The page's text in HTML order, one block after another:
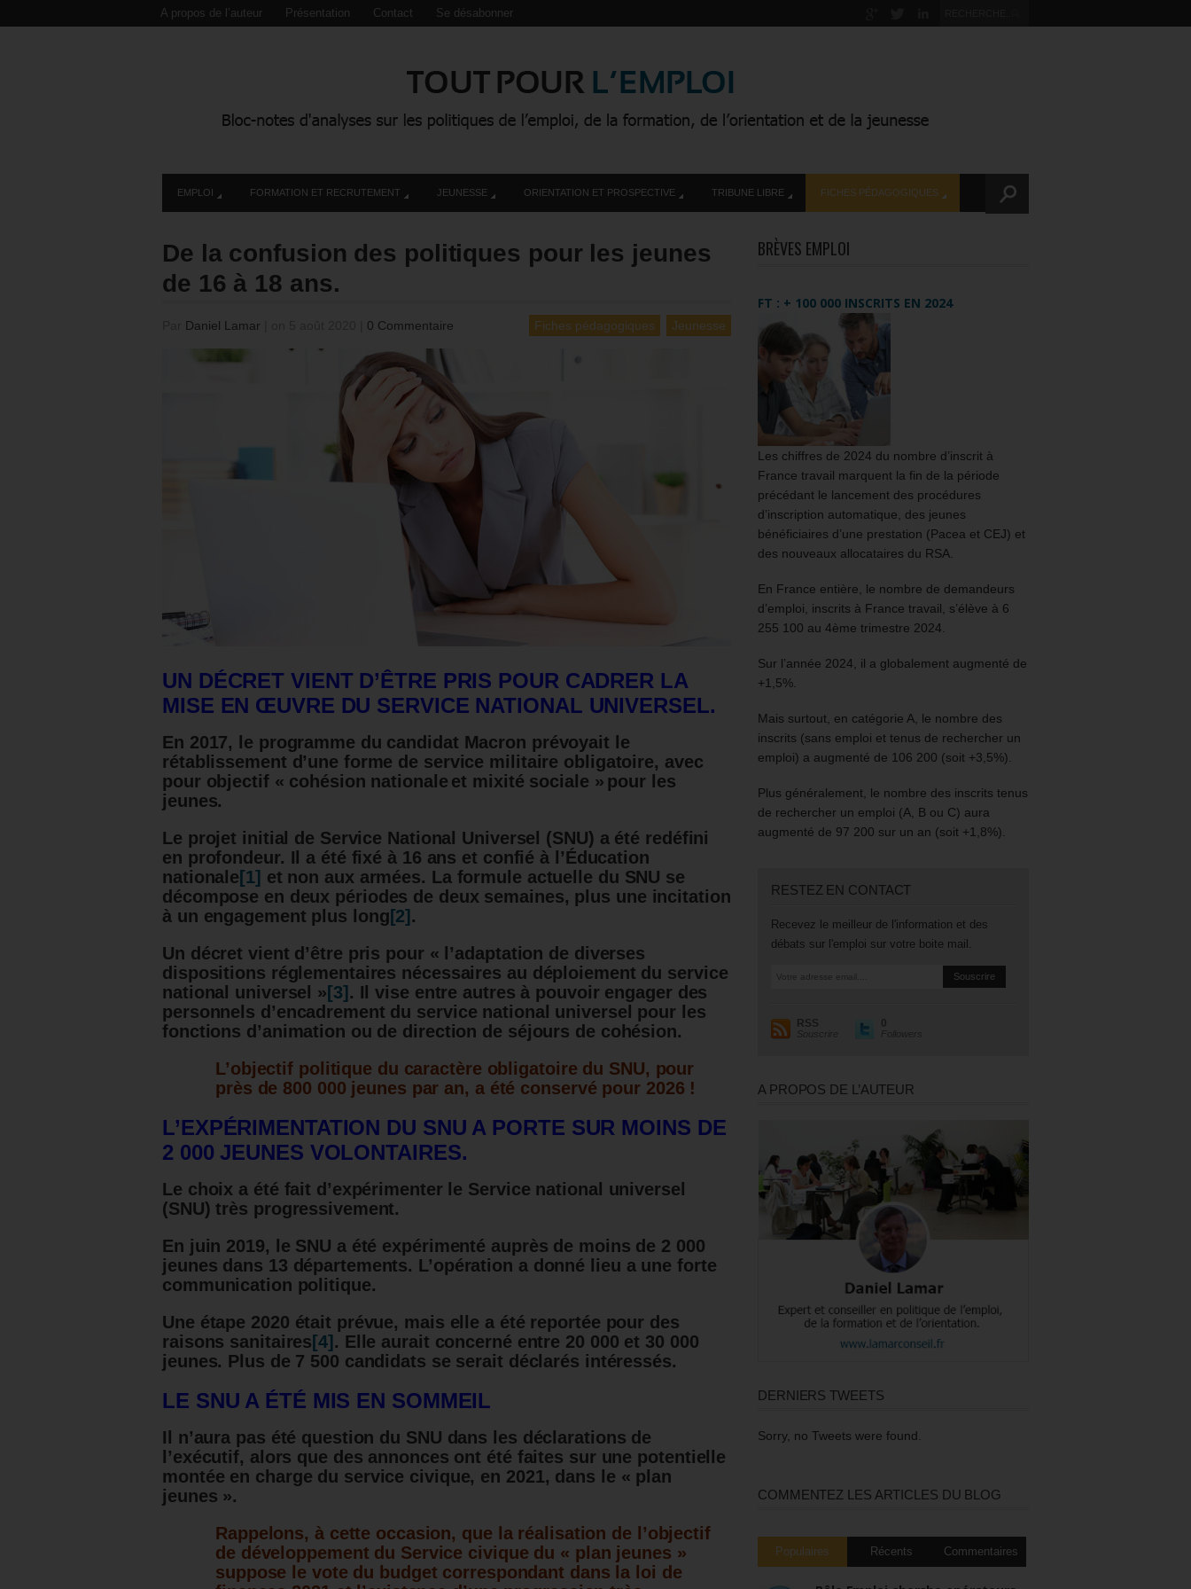
A propos de l’auteur Présentation Contact Se désabonner
EMPLOI FORMATION ET RECRUTEMENT JEUNESSE ORIENTATION ET PROSPECTIVE TRIBUNE LIBRE FICHES PÉDAGOGIQUES
De la confusion des politiques pour les jeunes
de 16 à 18 ans.
Daniel Lamar 0 Commentaire Fiches pédagogiques Jeunesse
UN DÉCRET VIENT D’ÊTRE PRIS POUR CADRER LA
MISE EN ŒUVRE DU SERVICE NATIONAL UNIVERSEL.
En 2017, le programme du candidat Macron prévoyait le
rétablissement d’une forme de service militaire obligatoire, avec
pour objectif « cohésion nationale et mixité sociale » pour les
jeunes.
Le projet initial de Service National Universel (SNU) a été redéfini
en profondeur. Il a été fixé à 16 ans et confié à l’Éducation
nationale [1] et non aux armées. La formule actuelle du SNU se
décompose en deux périodes de deux semaines, plus une incitation
à un engagement plus long [2] .
Un décret vient d’être pris pour « l’adaptation de diverses
dispositions réglementaires nécessaires au déploiement du service
national universel » [3] . Il vise entre autres à pouvoir engager des
personnels d’encadrement du service national universel pour les
fonctions d’animation ou de direction de séjours de cohésion.
L’objectif politique du caractère obligatoire du SNU, pour
près de 800 000 jeunes par an, a été conservé pour 2026 !
L’EXPÉRIMENTATION DU SNU A PORTE SUR MOINS DE
2 000 JEUNES VOLONTAIRES.
Le choix a été fait d’expérimenter le Service national universel
(SNU) très progressivement.
En juin 2019, le SNU a été expérimenté auprès de moins de 2 000
jeunes dans 13 départements. L’opération a donné lieu a une forte
communication politique.
Une étape 2020 était prévue, mais elle a été reportée pour des
raisons sanitaires [4] . Elle aurait concerné entre 20 000 et 30 000
jeunes. Plus de 7 500 candidats se serait déclarés intéressés.
LE SNU A ÉTÉ MIS EN SOMMEIL
Il n’aura pas été question du SNU dans les déclarations de
l’exécutif, alors que des annonces ont été faites sur une potentielle
montée en charge du service civique, en 2021, dans le « plan
jeunes ».
Rappelons, à cette occasion, que la réalisation de l’objectif
de développement du Service civique du « plan jeunes »
suppose le vote du budget correspondant dans la loi de
BRÈVES EMPLOI
FT : + 100 000 INSCRITS EN 2024
Les chiffres de 2024 du nombre d’inscrit à
France travail marquent la fin de la période
précédant le lancement des procédures
d’inscription automatique, des jeunes
bénéficiaires d’une prestation (Pacea et CEJ) et
des nouveaux allocataires du RSA.
En France entière, le nombre de demandeurs
d’emploi, inscrits à France travail, s’élève à 6
255 100 au 4ème trimestre 2024.
Sur l’année 2024, il a globalement augmenté de
+1,5%.
Mais surtout, en catégorie A, le nombre des
inscrits (sans emploi et tenus de rechercher un
emploi) a augmenté de 106 200 (soit +3,5%).
Plus généralement, le nombre des inscrits tenus
de rechercher un emploi (A, B ou C) aura
augmenté de 97 200 sur un an (soit +1,8%).
RESTEZ EN CONTACT
Recevez le meilleur de l'information et des
débats sur l'emploi sur votre boite mail.
RSS
Souscrire
0
Followers
A PROPOS DE L’AUTEUR
DERNIERS TWEETS
Sorry, no Tweets were found.
COMMENTEZ LES ARTICLES DU BLOG
Populaires Récents Commentaires